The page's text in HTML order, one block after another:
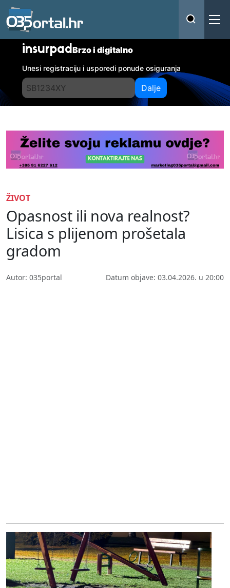
insurpadBrzo i digitalno
Unesi registraciju i usporedi ponude osiguranja
Dalje
ŽIVOT
Opasnost ili nova realnost?
Lisica s plijenom prošetala
gradom
Autor: 035portal Datum objave: 03.04.2026. u 20:00